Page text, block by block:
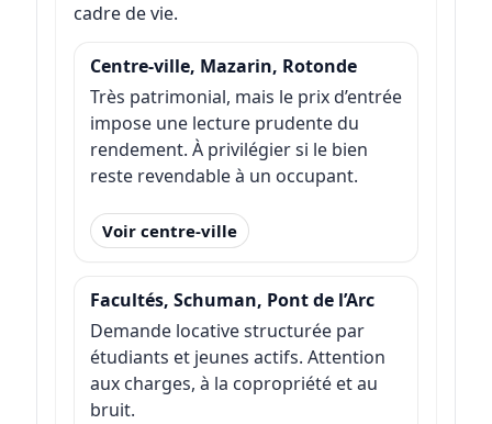
cadre de vie.
Centre-ville, Mazarin, Rotonde
Très patrimonial, mais le prix d’entrée
impose une lecture prudente du
rendement. À privilégier si le bien
reste revendable à un occupant.
Voir centre-ville
Facultés, Schuman, Pont de l’Arc
Demande locative structurée par
étudiants et jeunes actifs. Attention
aux charges, à la copropriété et au
bruit.